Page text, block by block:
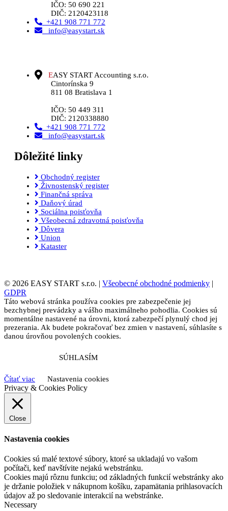
IČO: 50 690 221
DIČ: 2120423118
+421 908 771 772
info@easystart.sk
EASY START Accounting s.r.o.
Cintorínska 9
811 08 Bratislava 1
IČO: 50 449 311
DIČ: 2120338880
+421 908 771 772
info@easystart.sk
Dôležité linky
Obchodný register
Živnostenský register
Finančná správa
Daňový úrad
Sociálna poisťovňa
Všeobecná zdravotná poisťovňa
Dôvera
Union
Kataster
© 2026 EASY START s.r.o. | Všeobecné obchodné podmienky |
GDPR
Táto webová stránka používa cookies pre zabezpečenie jej
bezchybnej prevádzky a vášho maximálneho pohodlia. Cookies sú
momentálne nastavené na úrovni, ktorá zabezpečí plynulý chod jej
prezerania. Ak budete pokračovať bez zmien v nastavení, súhlasíte s
danou úrovňou povolených cookies.
SÚHLASÍM
Čítať viac Nastavenia cookies
Privacy & Cookies Policy
Close
Nastavenia cookies
Cookies sú malé textové súbory, ktoré sa ukladajú vo vašom
počítači, keď navštívite nejakú webstránku.
Cookies majú rôznu funkciu; od základných funkcií webstránky ako
je držanie položiek v nákupnom košíku, zapamätania prihlasovacích
údajov až po sledovanie interakcií na webstránke.
Necessary